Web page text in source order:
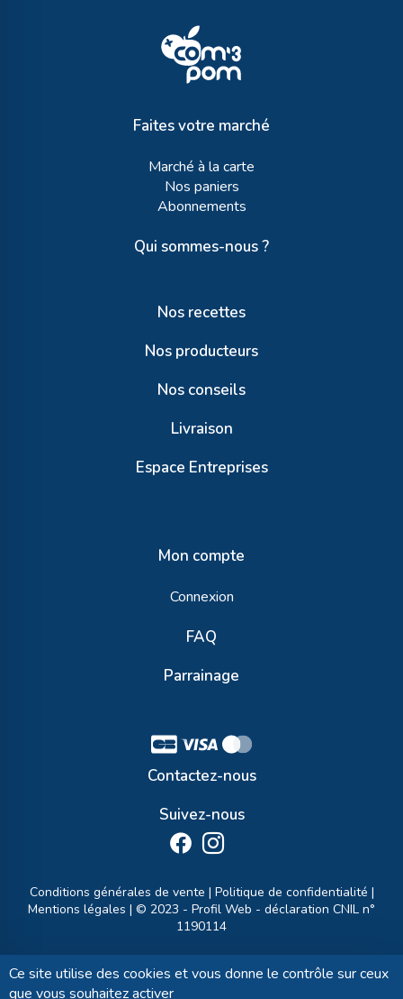
Faites votre marché
Marché à la carte
Nos paniers
Abonnements
Qui sommes-nous ?
Nos recettes
Nos producteurs
Nos conseils
Livraison
Espace Entreprises
Mon compte
Connexion
FAQ
Parrainage
Contactez-nous
Suivez-nous
Conditions générales de vente | Politique de confidentialité |
Mentions légales | © 2023 - Profil Web - déclaration CNIL n°
1190114
Ce site utilise des cookies et vous donne le contrôle sur ceux
que vous souhaitez activer